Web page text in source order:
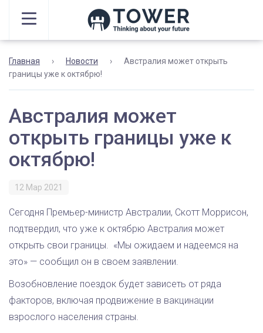
Главная › Новости ›
Австралия может открыть
границы уже к октябрю!
Австралия может
открыть границы уже к
октябрю!
12 Мар 2021
Сегодня Премьер-министр Австралии, Скотт Моррисон,
подтвердил, что уже к октябрю Австралия может
открыть свои границы. «Мы ожидаем и надеемся на
это» — сообщил он в своем заявлении.
Возобновление поездок будет зависеть от ряда
факторов, включая продвижение в вакцинации
взрослого населения страны.